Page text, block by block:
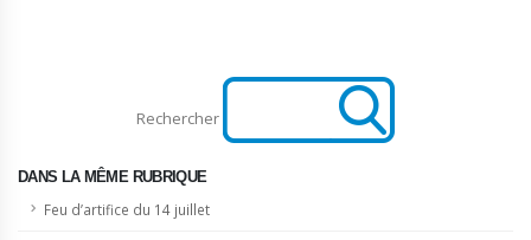
Rechercher
DANS LA MÊME RUBRIQUE
Feu d’artifice du 14 juillet